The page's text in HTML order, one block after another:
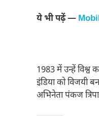
ये भी पढ़ें —
1983 में उन्हें
इंडिया को विजयी
अभिनेता पंकज